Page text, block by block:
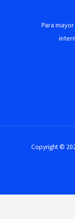
Para
Copyright ©